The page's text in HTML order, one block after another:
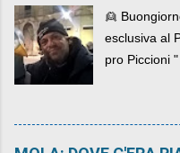
👱
esclusiva al
pro Piccioni
come